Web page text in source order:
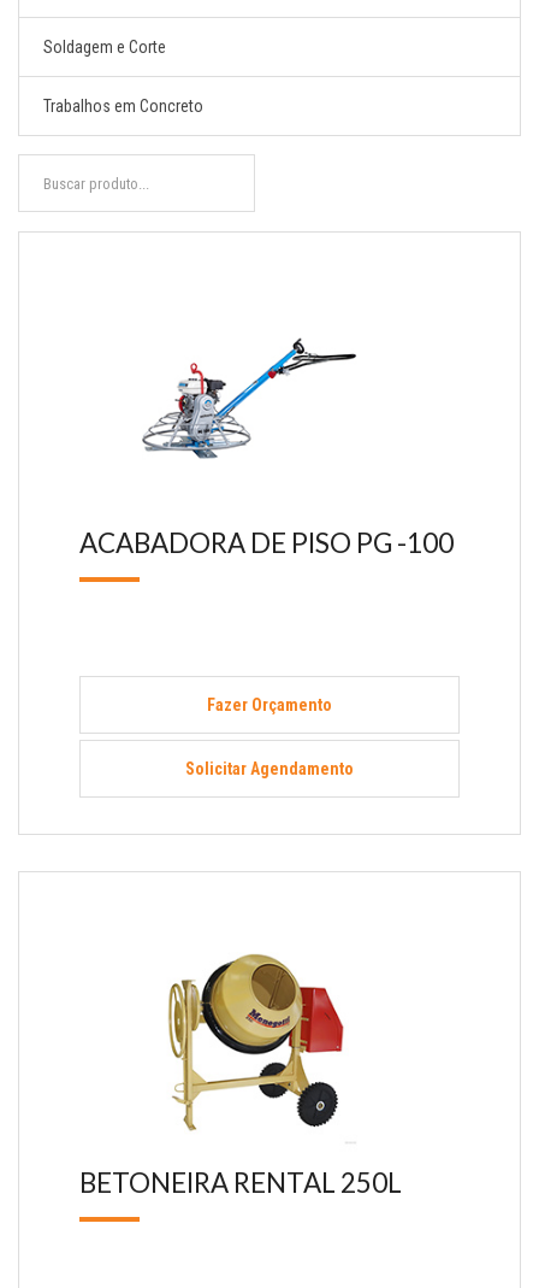
Soldagem e Corte
Trabalhos em Concreto
ACABADORA DE PISO PG -100
Fazer Orçamento
Solicitar Agendamento
BETONEIRA RENTAL 250L